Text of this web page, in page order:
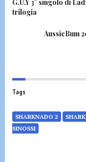
G.U.Y 3° singolo di
trilogia
AussieBum
Tags
SHARKNADO 2
SINOSSI